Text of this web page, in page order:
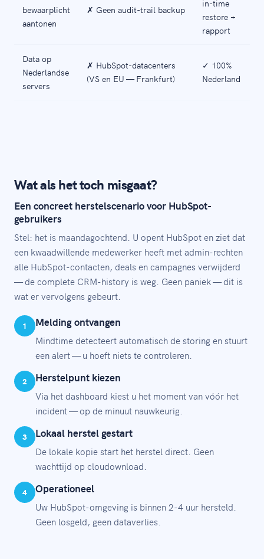
bewaarplicht
aantonen
✗ Geen audit-trail backup
in-time
restore +
rapport
Data op
Nederlandse
servers
✗ HubSpot-datacenters
(VS en EU — Frankfurt)
✓ 100%
Nederland
Wat als het toch misgaat?
Een concreet herstelscenario voor HubSpot-
gebruikers
Stel: het is maandagochtend. U opent HubSpot en ziet dat
een kwaadwillende medewerker heeft met admin-rechten
alle HubSpot-contacten, deals en campagnes verwijderd
— de complete CRM-history is weg. Geen paniek — dit is
wat er vervolgens gebeurt.
1 Melding ontvangen
Mindtime detecteert automatisch de storing en stuurt
een alert — u hoeft niets te controleren.
2 Herstelpunt kiezen
Via het dashboard kiest u het moment van vóór het
incident — op de minuut nauwkeurig.
3 Lokaal herstel gestart
De lokale kopie start het herstel direct. Geen
wachttijd op cloudownload.
4 Operationeel
Uw HubSpot-omgeving is binnen 2-4 uur hersteld.
Geen losgeld, geen dataverlies.